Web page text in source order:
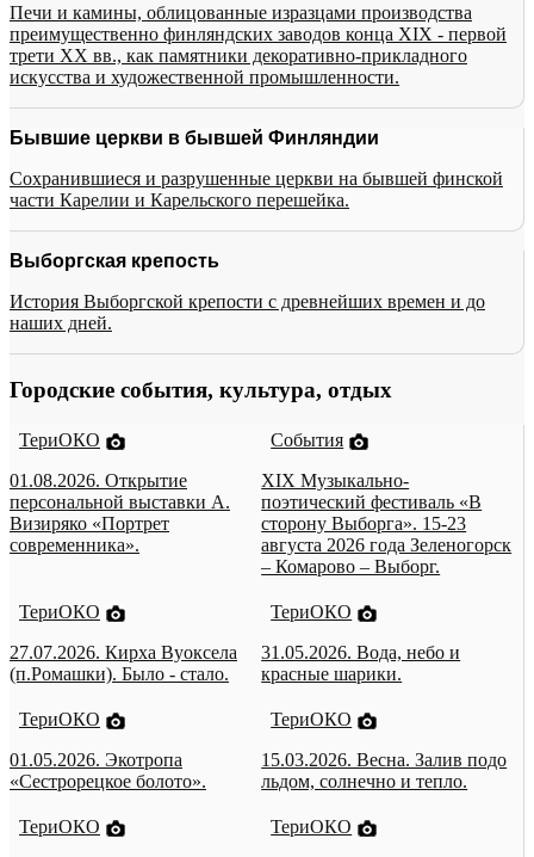
Печи и камины, облицованные изразцами производства
преимущественно финляндских заводов конца XIX - первой
трети XX вв., как памятники декоративно-прикладного
искусства и художественной промышленности.
Бывшие церкви в бывшей Финляндии
Сохранившиеся и разрушенные церкви на бывшей финской
части Карелии и Карельского перешейка.
Выборгская крепость
История Выборгской крепости с древнейших времен и до
наших дней.
Городские события, культура, отдых
ТериОКО
01.08.2026. Открытие
персональной выставки А.
Визиряко «Портрет
современника».
События
XIX Музыкально-
поэтический фестиваль «В
сторону Выборга». 15-23
августа 2026 года Зеленогорск
– Комарово – Выборг.
ТериОКО
27.07.2026. Кирха Вуоксела
(п.Ромашки). Было - стало.
ТериОКО
31.05.2026. Вода, небо и
красные шарики.
ТериОКО
01.05.2026. Экотропа
«Сестрорецкое болото».
ТериОКО
15.03.2026. Весна. Залив подо
льдом, солнечно и тепло.
ТериОКО
ТериОКО